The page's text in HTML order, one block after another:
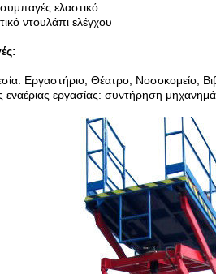
ελαστικό
ντουλάπι ελέγχου
Εργαστήριο, Θέατρο, Νοσοκομείο,
εναέριας εργασίας: συντήρηση